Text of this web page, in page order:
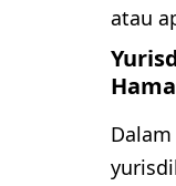
atau